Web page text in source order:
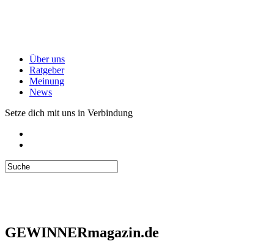
Über uns
Ratgeber
Meinung
News
Setze dich mit uns in Verbindung
GEWINNERmagazin.de